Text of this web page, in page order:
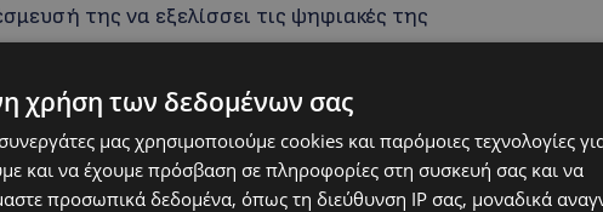
της να εξελίσσει τις ψηφιακές της
την πρακτική εμπειρία του κλάδου και να
γύρω από τις τεχνολογίες που διαμορφώνουν το
χρήση των δεδομένων σας
συνεργάτες μας χρησιμοποιούμε cookies και παρόμοιες τεχνολογίες
και να έχουμε πρόσβαση σε πληροφορίες στη συσκευή σας και να
προσωπικά δεδομένα, όπως τη διεύθυνση IP σας, μοναδικά